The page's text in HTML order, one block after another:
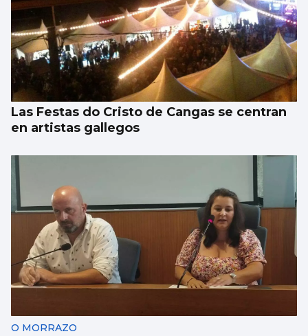
Las Festas do Cristo de Cangas se centran
en artistas gallegos
O MORRAZO